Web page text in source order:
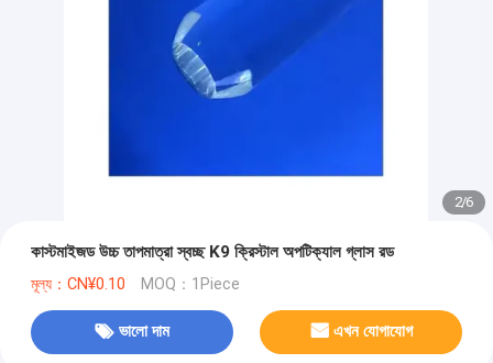
2/6
কাস্টমাইজড উচ্চ তাপমাত্রা স্বচ্ছ K9 ক্রিস্টাল অপটিক্যাল গ্লাস রড
মূল্য：CN¥0.10 MOQ：1Piece
ভালো দাম এখন যোগাযোগ